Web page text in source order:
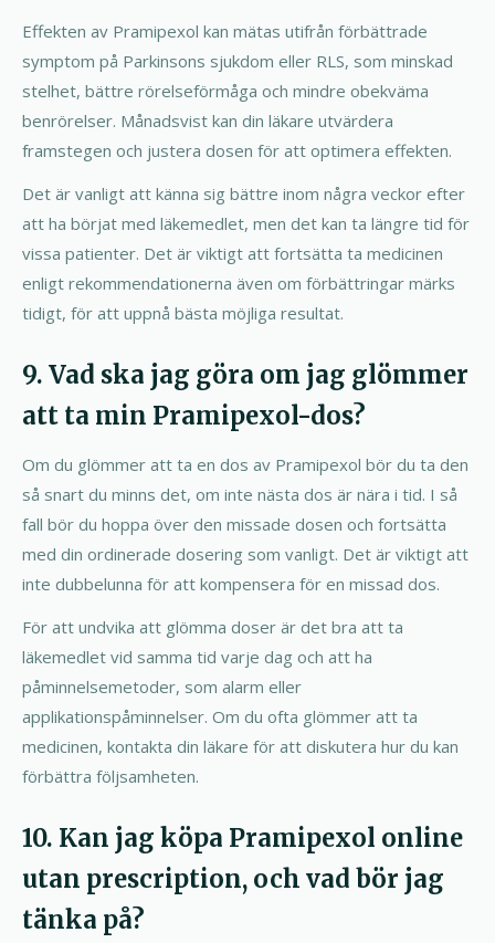
Effekten av Pramipexol kan mätas utifrån förbättrade
symptom på Parkinsons sjukdom eller RLS, som minskad
stelhet, bättre rörelseförmåga och mindre obekväma
benrörelser. Månadsvist kan din läkare utvärdera
framstegen och justera dosen för att optimera effekten.
Det är vanligt att känna sig bättre inom några veckor efter
att ha börjat med läkemedlet, men det kan ta längre tid för
vissa patienter. Det är viktigt att fortsätta ta medicinen
enligt rekommendationerna även om förbättringar märks
tidigt, för att uppnå bästa möjliga resultat.
9. Vad ska jag göra om jag glömmer
att ta min Pramipexol-dos?
Om du glömmer att ta en dos av Pramipexol bör du ta den
så snart du minns det, om inte nästa dos är nära i tid. I så
fall bör du hoppa över den missade dosen och fortsätta
med din ordinerade dosering som vanligt. Det är viktigt att
inte dubbelunna för att kompensera för en missad dos.
För att undvika att glömma doser är det bra att ta
läkemedlet vid samma tid varje dag och att ha
påminnelsemetoder, som alarm eller
applikationspåminnelser. Om du ofta glömmer att ta
medicinen, kontakta din läkare för att diskutera hur du kan
förbättra följsamheten.
10. Kan jag köpa Pramipexol online
utan prescription, och vad bör jag
tänka på?